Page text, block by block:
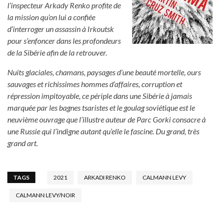
l’inspecteur Arkady Renko profite de
la mission qu’on lui a confiée
d’interroger un assassin à Irkoutsk
pour s’enfoncer dans les profondeurs
de la Sibérie afin de la retrouver.
Nuits glaciales, chamans, paysages d’une beauté mortelle, ours
sauvages et richissimes hommes d’affaires, corruption et
répression impitoyable, ce périple dans une Sibérie à jamais
marquée par les bagnes tsaristes et le goulag soviétique est le
neuvième ouvrage que l’illustre auteur de Parc Gorki consacre à
une Russie qui l’indigne autant qu’elle le fascine. Du grand, très
grand art.
TAGS 2021 ARKADI RENKO CALMANN LEVY
CALMANN LEVY/NOIR